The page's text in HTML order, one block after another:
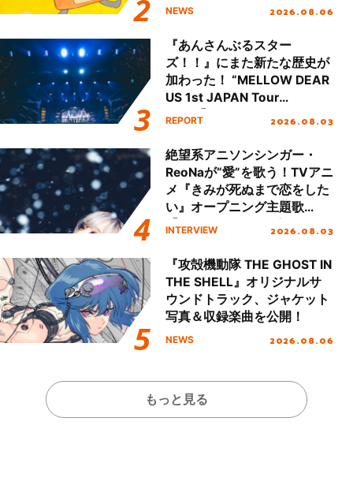
NEWS 2026.08.06
『あんさんぶるスター
ズ！！』にまた新たな歴史が
加わった！ “MELLOW DEAR
US 1st JAPAN Tour
Final「NICE to meet YOU
ート!!
REPORT 2026.08.03
絶望系アニソンシンガー・
ReoNaが“愛”を歌う！TVアニ
メ『きみが死ぬまで恋をした
い』オープニング主題歌
「Amore」インタビュー
INTERVIEW 2026.08.03
『攻殻機動隊 THE GHOST IN
THE SHELL』オリジナルサ
ウンドトラック、ジャケット
写真＆収録楽曲を公開！
NEWS 2026.08.06
もっと見る